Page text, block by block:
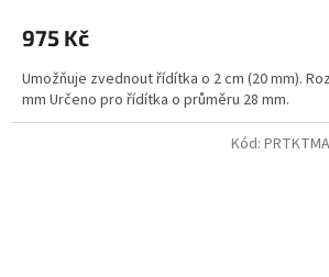
975 Kč
Umožňuje zvednout řídítka o 2 cm (20 mm).
mm Určeno pro řídítka o průměru 28 mm.
Kód: